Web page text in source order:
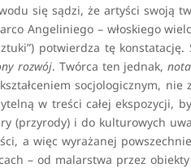
się sądzi, że artyści swoją
Angeliniego – włoskiego
potwierdza tę
rozwój. Twórca ten jednak,
socjologicznym,
w treści całej ekspozycji,
(przyrody) i do kulturowych
a więc wyrażanej
– od malarstwa przez